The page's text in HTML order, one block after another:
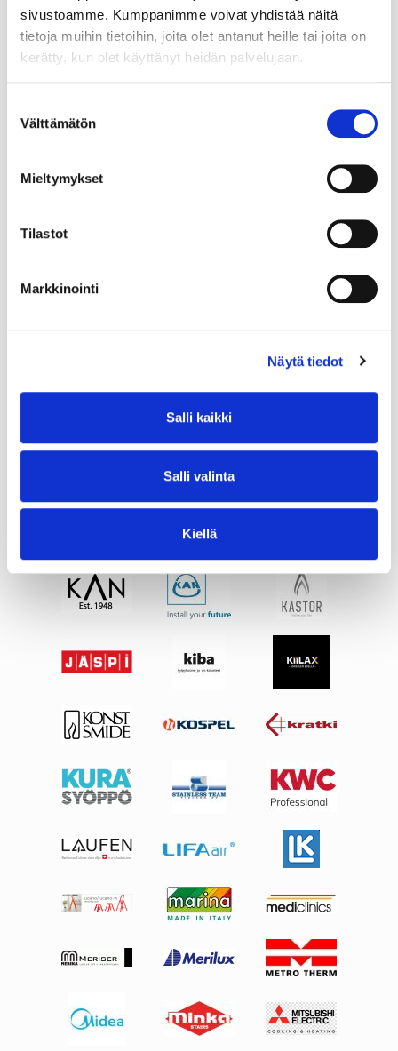
sivustoamme. Kumppanimme voivat yhdistää näitä
tietoja muihin tietoihin, joita olet antanut heille tai joita on
kerätty, kun olet käyttänyt heidän palvelujaan.
valinta
Välttämätön
Mieltymykset
Tilastot
Markkinointi
Näytä tiedot
Salli kaikki
Salli valinta
Kiellä